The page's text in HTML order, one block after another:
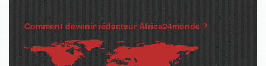
Comment devenir rédacteur Africa24monde ?